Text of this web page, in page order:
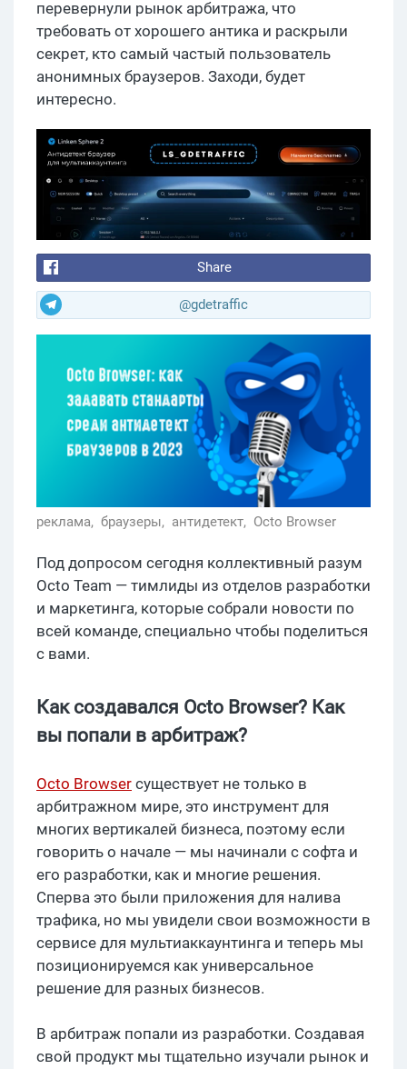
перевернули рынок арбитража, что
требовать от хорошего антика и раскрыли
секрет, кто самый частый пользователь
анонимных браузеров. Заходи, будет
интересно.
Share
@gdetraffic
реклама, браузеры, антидетект, Octo Browser
Под допросом сегодня коллективный разум
Octo Team — тимлиды из отделов разработки
и маркетинга, которые собрали новости по
всей команде, специально чтобы поделиться
с вами.
Как создавался Octo Browser? Как
вы попали в арбитраж?
Octo Browser существует не только в
арбитражном мире, это инструмент для
многих вертикалей бизнеса, поэтому если
говорить о начале — мы начинали с софта и
его разработки, как и многие решения.
Сперва это были приложения для налива
трафика, но мы увидели свои возможности в
сервисе для мультиаккаунтинга и теперь мы
позиционируемся как универсальное
решение для разных бизнесов.
В арбитраж попали из разработки. Создавая
свой продукт мы тщательно изучали рынок и